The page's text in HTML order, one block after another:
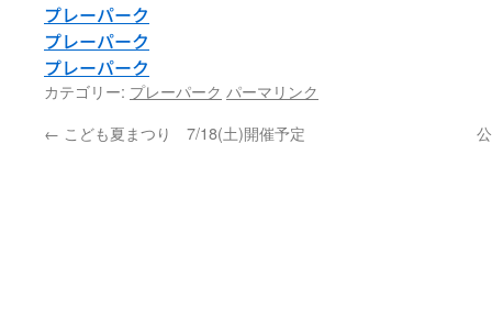
プレーパーク
プレーパーク
プレーパーク
カテゴリー: プレーパーク パーマリンク
← こども夏まつり 7/18(土)開催予定